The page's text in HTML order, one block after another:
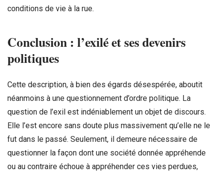
conditions de vie à la rue.
Conclusion : l’exilé et ses devenirs
politiques
Cette description, à bien des égards désespérée, aboutit
néanmoins à une questionnement d’ordre politique. La
question de l’exil est indéniablement un objet de discours.
Elle l’est encore sans doute plus massivement qu’elle ne le
fut dans le passé. Seulement, il demeure nécessaire de
questionner la façon dont une société donnée appréhende
ou au contraire échoue à appréhender ces vies perdues,